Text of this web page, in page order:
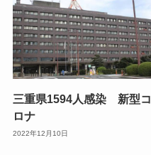
三重県1594人感染 新型コ
ロナ
2022年12月10日